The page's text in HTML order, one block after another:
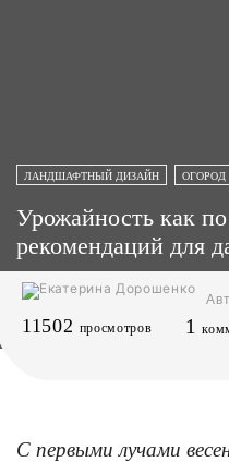
ЛАНДШАФТНЫЙ ДИЗАЙН ОГОРОД
Урожайность как
рекомендаций для
11502 просмотров 1
С первыми лучами